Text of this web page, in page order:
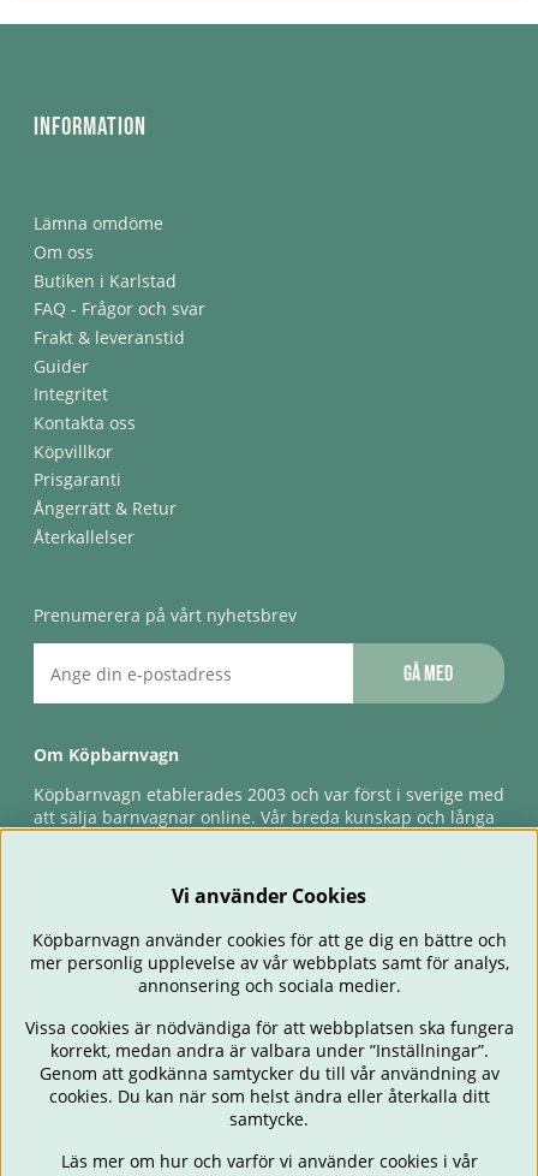
Information
Lämna omdöme
Om oss
Butiken i Karlstad
FAQ - Frågor och svar
Frakt & leveranstid
Guider
Integritet
Kontakta oss
Köpvillkor
Prisgaranti
Ångerrätt & Retur
Återkallelser
Prenumerera på vårt nyhetsbrev
Gå med
Om Köpbarnvagn
Köpbarnvagn etablerades 2003 och var först i sverige med
att sälja barnvagnar online. Vår breda kunskap och långa
förlossningsgaranti & förlängd ångerrätt.
BARNVAGNAR BILSTOLAR BABY ÄTA & MATA
RESA
Vi använder Cookies
Köpbarnvagn använder cookies för att ge dig en bättre och
mer personlig upplevelse av vår webbplats samt för analys,
annonsering och sociala medier.
Vissa cookies är nödvändiga för att webbplatsen ska fungera
korrekt, medan andra är valbara under ”Inställningar”.
Genom att godkänna samtycker du till vår användning av
cookies. Du kan när som helst ändra eller återkalla ditt
samtycke.
Läs mer om hur och varför vi använder cookies i vår